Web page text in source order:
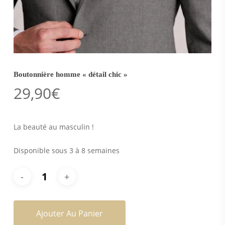
Boutonnière homme « détail chic »
29,90€
La beauté au masculin !
Disponible sous 3 à 8 semaines
Ajouter Au Panier